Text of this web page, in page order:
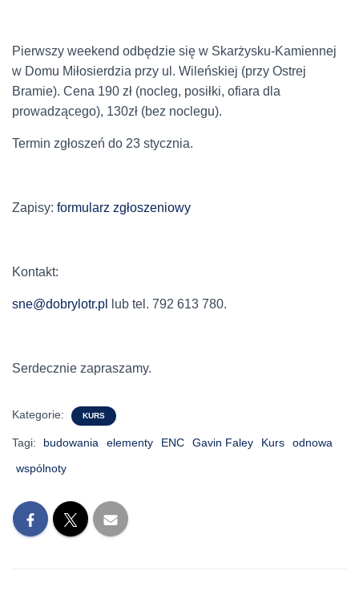
Pierwszy weekend odbędzie się w Skarżysku-Kamiennej
w Domu Miłosierdzia przy ul. Wileńskiej (przy Ostrej
Bramie). Cena 190 zł (nocleg, posiłki, ofiara dla
prowadzącego), 130zł (bez noclegu).
Termin zgłoszeń do 23 stycznia.
Zapisy: formularz zgłoszeniowy
Kontakt:
sne@dobrylotr.pl lub tel. 792 613 780.
Serdecznie zapraszamy.
Kategorie: KURS
Tagi: budowania elementy ENC Gavin Faley Kurs
odnowa
wspólnoty